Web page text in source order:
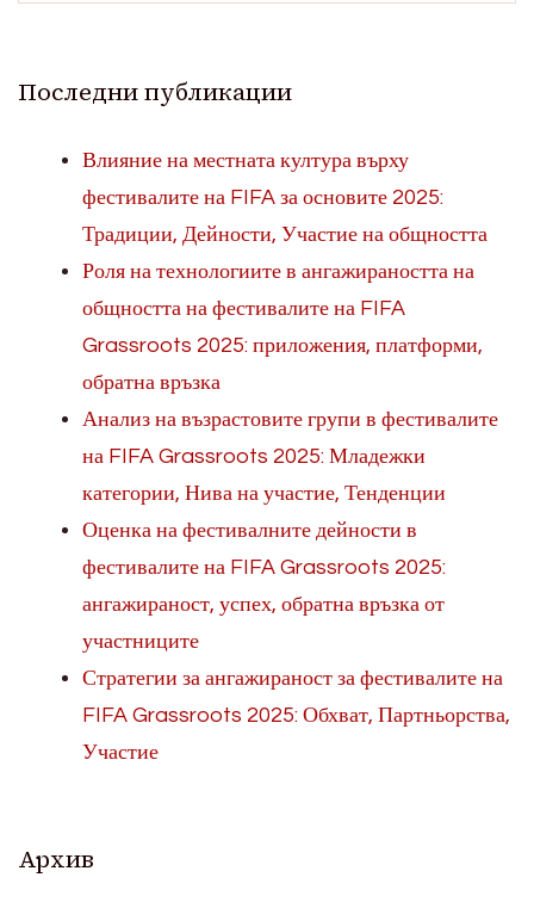
Последни публикации
Влияние на местната култура върху
фестивалите на FIFA за основите 2025:
Традиции, Дейности, Участие на общността
Роля на технологиите в ангажираността на
общността на фестивалите на FIFA
Grassroots 2025: приложения, платформи,
обратна връзка
Анализ на възрастовите групи в фестивалите
на FIFA Grassroots 2025: Младежки
категории, Нива на участие, Тенденции
Оценка на фестивалните дейности в
фестивалите на FIFA Grassroots 2025:
ангажираност, успех, обратна връзка от
участниците
Стратегии за ангажираност за фестивалите на
FIFA Grassroots 2025: Обхват, Партньорства,
Участие
Архив